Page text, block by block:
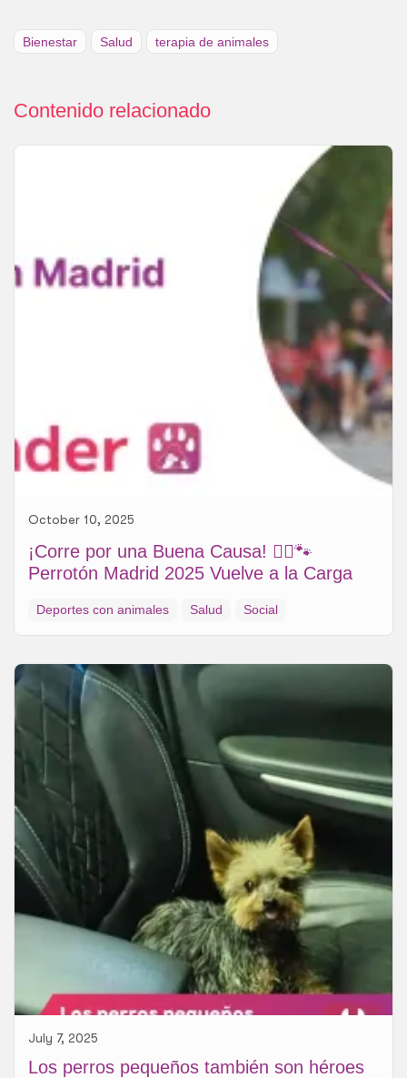
Bienestar Salud terapia de animales
Contenido relacionado
October 10, 2025
¡Corre por una Buena Causa! 🏃‍♀️🐾
Perrotón Madrid 2025 Vuelve a la Carga
Deportes con animales Salud Social
July 7, 2025
Los perros pequeños también son héroes